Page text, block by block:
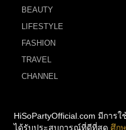
BEAUTY
LIFESTYLE
FASHION
TRAVEL
CHANNEL
HiSoPartyOfficial.com มีการ
ได้รับประสบการณ์ที่ดีที่สุด ศึก